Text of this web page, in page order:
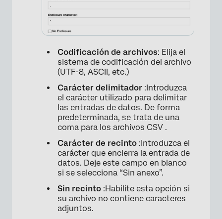
Codificación de archivos: Elija el
sistema de codificación del archivo
(UTF-8, ASCII, etc.)
Carácter delimitador :Introduzca
el carácter utilizado para delimitar
las entradas de datos. De forma
predeterminada, se trata de una
coma para los archivos CSV .
Carácter de recinto :Introduzca el
carácter que encierra la entrada de
datos. Deje este campo en blanco
si se selecciona “Sin anexo”.
Sin recinto :Habilite esta opción si
su archivo no contiene caracteres
adjuntos.